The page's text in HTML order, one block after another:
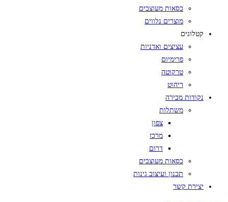
כסאות מעוצבים
מוצרים נלווים
קטלוגים
עציצים ואדניות
פרימיום
טרקוטה
ריהוט
נקודות מכירה
משתלות
צפון
מרכז
דרום
כסאות מעוצבים
תכנון ועיצוב גינות
יצירת קשר